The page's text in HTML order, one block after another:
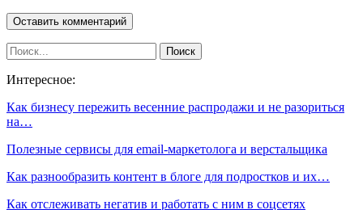
Интересное:
Как бизнесу пережить весенние распродажи и не разориться
на…
Полезные сервисы для email-маркетолога и верстальщика
Как разнообразить контент в блоге для подростков и их…
Как отслеживать негатив и работать с ним в соцсетях